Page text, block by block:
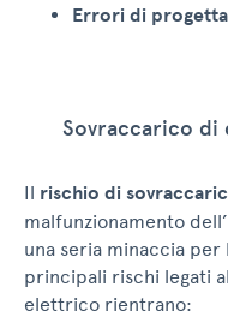
Errori di
Sovraccarico di
Il rischio di
malfunzionamento
una seria minaccia per
principali rischi legati
elettrico rientrano: